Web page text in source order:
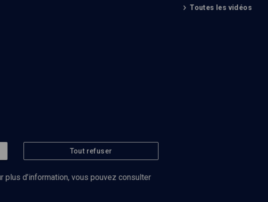
Toutes les vidéos
Tout refuser
d’information, vous pouvez consulter